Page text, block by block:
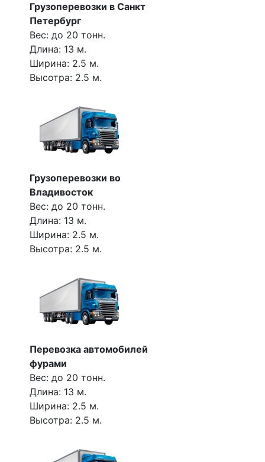
Грузоперевозки в Санкт
Петербург
Вес: до 20 тонн.
Длина: 13 м.
Ширина: 2.5 м.
Высотра: 2.5 м.
Грузоперевозки во
Владивосток
Вес: до 20 тонн.
Длина: 13 м.
Ширина: 2.5 м.
Высотра: 2.5 м.
Перевозка автомобилей
фурами
Вес: до 20 тонн.
Длина: 13 м.
Ширина: 2.5 м.
Высотра: 2.5 м.